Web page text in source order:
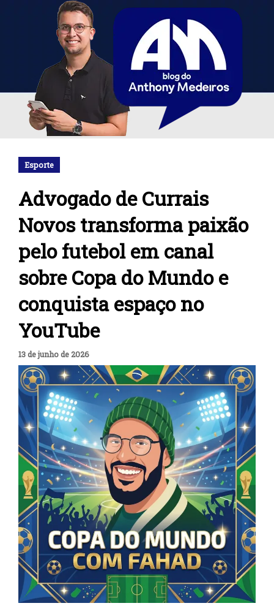
Esporte
Advogado de Currais
Novos transforma paixão
pelo futebol em canal
sobre Copa do Mundo e
conquista espaço no
YouTube
13 de junho de 2026